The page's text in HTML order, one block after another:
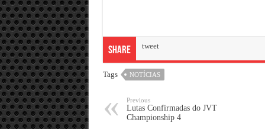
Share tweet
Tags NOTÍCIAS
Previous
Lutas Confirmadas do JVT
Championship 4